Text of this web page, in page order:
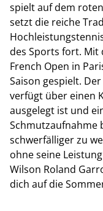
spielt auf dem
setzt die reiche
des Sports fort. Mit
French Open in
Saison gespielt.
verfügt über einen
ausgelegt ist und
Schmutzaufnahme
schwerfälliger zu
ohne seine
Wilson Roland
dich auf die